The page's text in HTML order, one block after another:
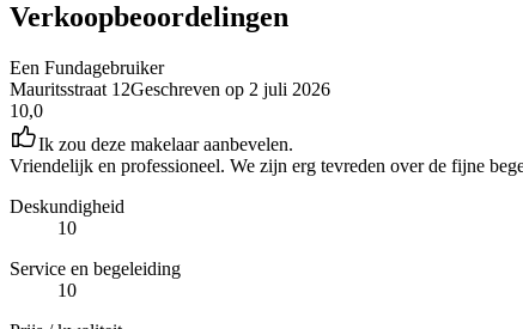
Verkoopbeoordelingen
Een Fundagebruiker
Mauritsstraat 12Geschreven op 2 juli 2026
10,0
Ik zou deze makelaar aanbevelen.
Vriendelijk en professioneel. We zijn erg tevreden over de fijne
Deskundigheid
10
Service en begeleiding
10